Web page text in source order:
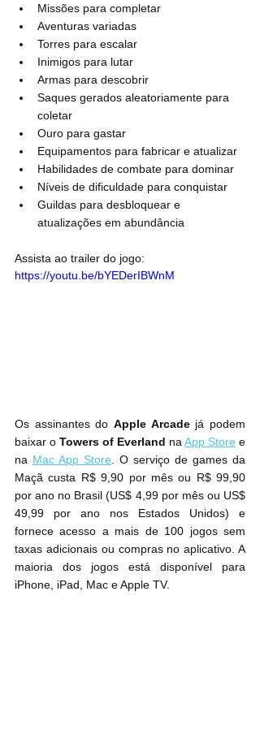
Missões para completar
Aventuras variadas
Torres para escalar
Inimigos para lutar
Armas para descobrir
Saques gerados aleatoriamente para
coletar
Ouro para gastar
Equipamentos para fabricar e atualizar
Habilidades de combate para dominar
Níveis de dificuldade para conquistar
Guildas para desbloquear e
atualizações em abundância
Assista ao trailer do jogo:
https://youtu.be/bYEDerIBWnM
Apple Arcade‌ já podem
baixar o Towers of Everland na App Store e
na Mac App Store . O serviço de games da
Maçã custa R$ 9,90 por mês ou R$ 99,90
por ano no Brasil (US$ 4,99 por mês ou US$
49,99 por ano nos Estados Unidos) e
fornece acesso a mais de 100 jogos sem
taxas adicionais ou compras no aplicativo. A
maioria dos jogos está disponível para
iPhone, iPad, Mac e Apple TV.